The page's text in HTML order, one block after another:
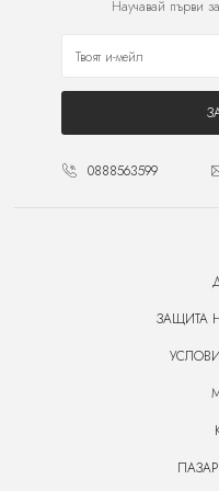
Научавай първи
0888563599
ЗАЩИТА